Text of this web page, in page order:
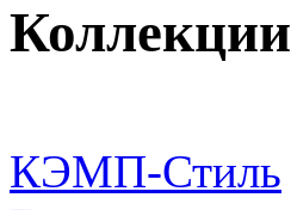
Коллекции
КЭМП-Стиль